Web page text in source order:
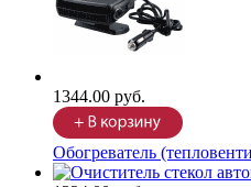
1344.00 руб.
Обогреватель